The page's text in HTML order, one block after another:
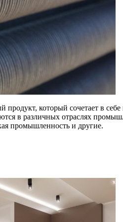
который сочетает в
в различных отраслях
промышленность и другие.